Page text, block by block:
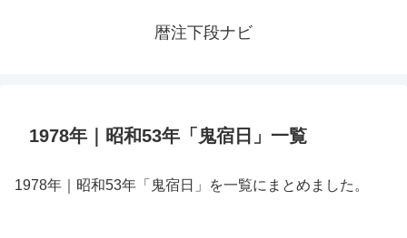
暦注下段ナビ
1978年｜昭和53年「鬼宿日」一覧
1978年｜昭和53年「鬼宿日」を一覧にまとめました。